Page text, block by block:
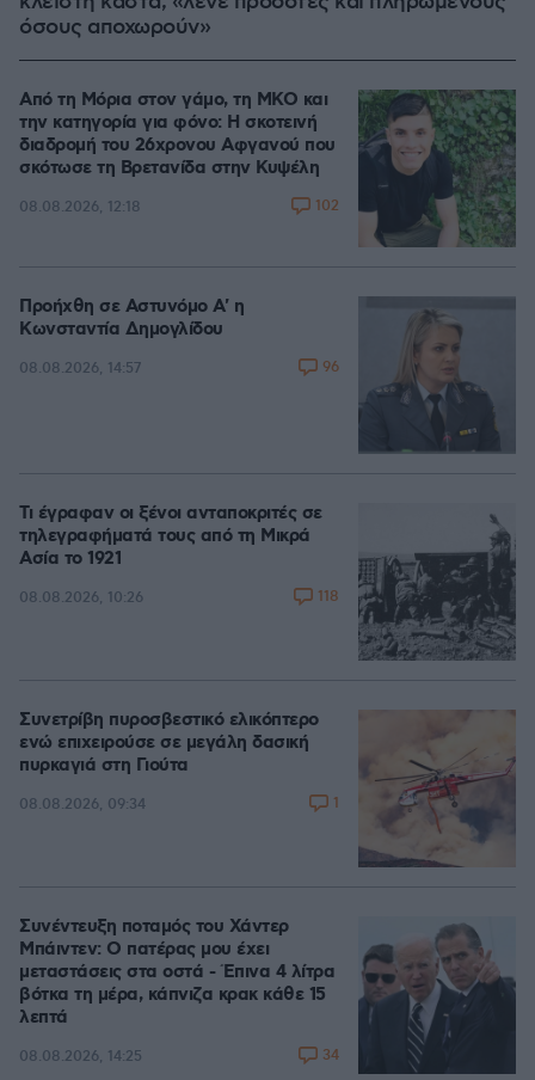
όσους αποχωρούν»
Από τη Μόρια στον γάμο, τη ΜΚΟ και
την κατηγορία για φόνο: Η σκοτεινή
διαδρομή του 26χρονου Αφγανού που
σκότωσε τη Βρετανίδα στην Κυψέλη
08.08.2026, 12:18 102
Προήχθη σε Αστυνόμο Α' η
Κωνσταντία Δημογλίδου
08.08.2026, 14:57 96
Τι έγραφαν οι ξένοι ανταποκριτές σε
τηλεγραφήματά τους από τη Μικρά
Ασία το 1921
08.08.2026, 10:26 118
Συνετρίβη πυροσβεστικό ελικόπτερο
ενώ επιχειρούσε σε μεγάλη δασική
πυρκαγιά στη Γιούτα
08.08.2026, 09:34 1
Συνέντευξη ποταμός του Χάντερ
Μπάιντεν: Ο πατέρας μου έχει
μεταστάσεις στα οστά - Έπινα 4 λίτρα
βότκα τη μέρα, κάπνιζα κρακ κάθε 15
λεπτά
08.08.2026, 14:25 34